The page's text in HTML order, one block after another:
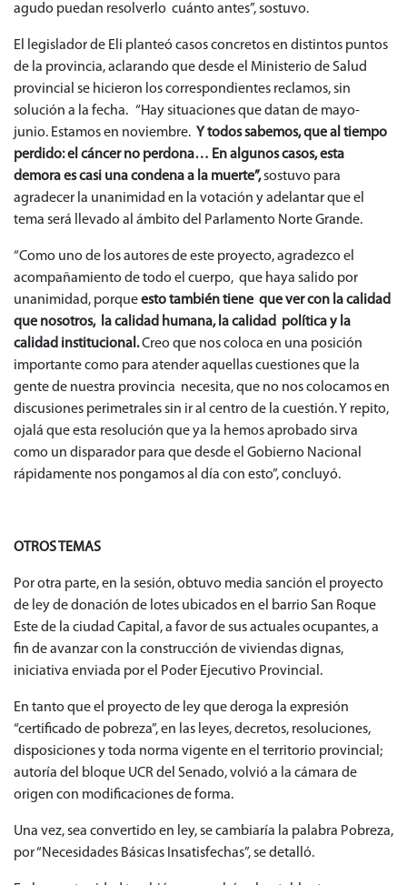
agudo puedan resolverlo cuánto antes”, sostuvo.
El legislador de Eli planteó casos concretos en distintos puntos
de la provincia, aclarando que desde el Ministerio de Salud
provincial se hicieron los correspondientes reclamos, sin
solución a la fecha. “Hay situaciones que datan de mayo-
junio. Estamos en noviembre. Y todos sabemos, que al tiempo
perdido: el cáncer no perdona… En algunos casos, esta
demora es casi una condena a la muerte”,sostuvo para
agradecer la unanimidad en la votación y adelantar que el
tema será llevado al ámbito del Parlamento Norte Grande.
“Como uno de los autores de este proyecto, agradezco el
acompañamiento de todo el cuerpo, que haya salido por
unanimidad, porqueesto también tiene que ver con la calidad
que nosotros, la calidad humana, la calidad política y la
calidad institucional.Creo que nos coloca en una posición
importante como para atender aquellas cuestiones que la
gente de nuestra provincia necesita, que no nos colocamos en
discusiones perimetrales sin ir al centro de la cuestión. Y repito,
ojalá que esta resolución que ya la hemos aprobado sirva
como un disparador para que desde el Gobierno Nacional
rápidamente nos pongamos al día con esto”, concluyó.
OTROS TEMAS
Por otra parte, en la sesión, obtuvo media sanción el proyecto
de ley de donación de lotes ubicados en el barrio San Roque
Este de la ciudad Capital, a favor de sus actuales ocupantes, a
fin de avanzar con la construcción de viviendas dignas,
iniciativa enviada por el Poder Ejecutivo Provincial.
En tanto que el proyecto de ley que deroga la expresión
“certificado de pobreza”, en las leyes, decretos, resoluciones,
disposiciones y toda norma vigente en el territorio provincial;
autoría del bloque UCR del Senado, volvió a la cámara de
origen con modificaciones de forma.
Una vez, sea convertido en ley, se cambiaría la palabra Pobreza,
por “Necesidades Básicas Insatisfechas”, se detalló.